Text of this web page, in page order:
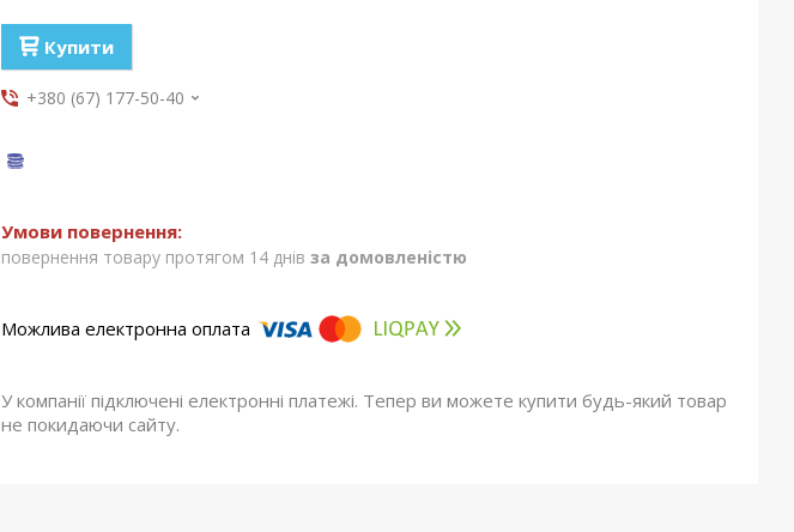
Купити
+380 (67) 177-50-40
повернення товару протягом 14 днів за домовленістю
У компанії підключені електронні платежі. Тепер ви можете купити будь-який товар
не покидаючи сайту.